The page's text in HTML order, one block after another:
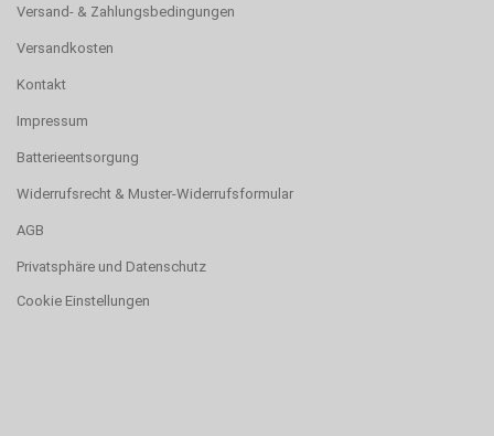
Versand- & Zahlungsbedingungen
Versandkosten
Kontakt
Impressum
Batterieentsorgung
Widerrufsrecht & Muster-Widerrufsformular
AGB
Privatsphäre und Datenschutz
Cookie Einstellungen